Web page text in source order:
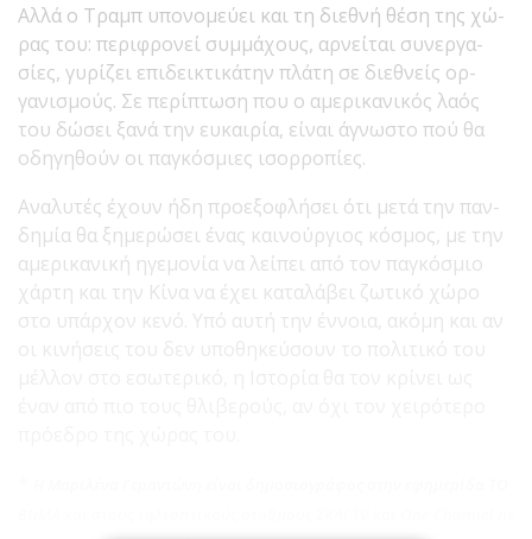
Αλλά ο Τραμπ υπονομεύει και τη διεθνή θέση της χώ­
ρας του: περιφρονεί συμ­μάχους, αρνείται συνεργα­
σίες, γυρίζει επιδεικτικάτην πλάτη σε διεθνείς ορ­
γανισμούς. Σε περίπτωση που ο αμερικανικός λαός
του δώσει ξανά την ευκαι­ρία, είναι άγνωστο πού θα
οδηγηθούν οι παγκόσμιες ισορροπίες.
Αναλυτές έχουν ήδη προε­ξοφλήσει ότι μετά την παν­
δημία θα ξημερώσει ένας καινούργιος κόσμος, με την
αμερικανική ηγεμονία να λείπει από τον παγκό­σμιο
χάρτη και την Κίνα να έχει καταλάβει ζωτικό χώ­ρο
στο υπάρχον κενό. Υπό αυτή την έννοια, ακόμη και αν